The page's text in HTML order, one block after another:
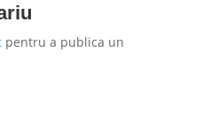
pentru a publica un